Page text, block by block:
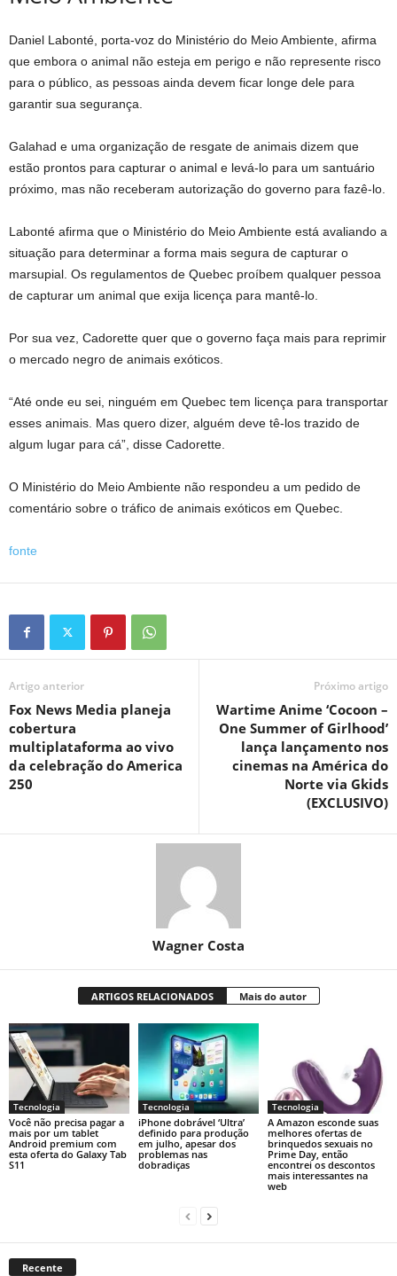
Daniel Labonté, porta-voz do Ministério do Meio Ambiente, afirma
que embora o animal não esteja em perigo e não represente risco
para o público, as pessoas ainda devem ficar longe dele para
garantir sua segurança.
Galahad e uma organização de resgate de animais dizem que
estão prontos para capturar o animal e levá-lo para um santuário
próximo, mas não receberam autorização do governo para fazê-lo.
Labonté afirma que o Ministério do Meio Ambiente está avaliando a
situação para determinar a forma mais segura de capturar o
marsupial. Os regulamentos de Quebec proíbem qualquer pessoa
de capturar um animal que exija licença para mantê-lo.
Por sua vez, Cadorette quer que o governo faça mais para reprimir
o mercado negro de animais exóticos.
“Até onde eu sei, ninguém em Quebec tem licença para transportar
esses animais. Mas quero dizer, alguém deve tê-los trazido de
algum lugar para cá”, disse Cadorette.
O Ministério do Meio Ambiente não respondeu a um pedido de
comentário sobre o tráfico de animais exóticos em Quebec.
fonte
Artigo anterior
Fox News Media planeja
cobertura
multiplataforma ao vivo
da celebração do America
250
Próximo artigo
Wartime Anime ‘Cocoon –
One Summer of Girlhood’
lança lançamento nos
cinemas na América do
Norte via Gkids
(EXCLUSIVO)
Wagner Costa
ARTIGOS RELACIONADOS Mais do autor
Tecnologia
Você não precisa pagar a
mais por um tablet
Android premium com
esta oferta do Galaxy Tab
S11
Tecnologia
iPhone dobrável ‘Ultra’
definido para produção
em julho, apesar dos
problemas nas
dobradiças
Tecnologia
A Amazon esconde suas
melhores ofertas de
brinquedos sexuais no
Prime Day, então
encontrei os descontos
mais interessantes na
web
Recente